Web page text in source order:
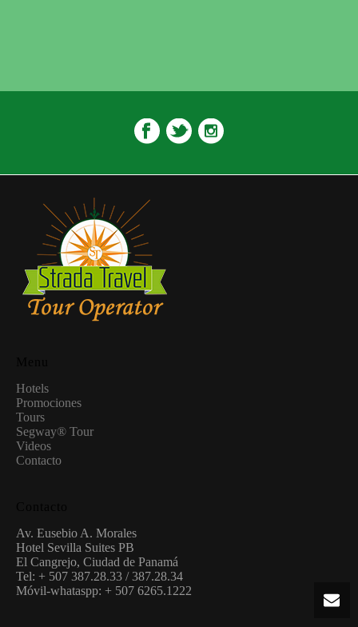
Hotels
Promociones
Tours
Segway® Tour
Videos
Contacto
Av. Eusebio A. Morales
Hotel Sevilla Suites PB
El Cangrejo, Ciudad de Panamá
Tel: + 507 387.28.33 / 387.28.34
Móvil-whataspp: + 507 6265.1222